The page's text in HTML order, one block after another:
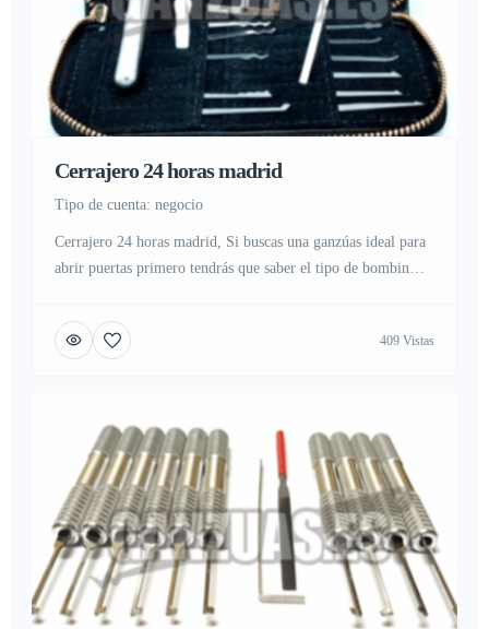
Cerrajero 24 horas madrid
tipo de cuenta: negocio
Cerrajero 24 horas madrid, Si buscas una ganzúas ideal para
abrir puertas primero tendrás que saber el tipo de bombin
ganzúa ideal, no existe una llave mágica simplemente la
pericia y la habilidad de utilizar tu ganzúa para ir pin a pin
409 Vistas